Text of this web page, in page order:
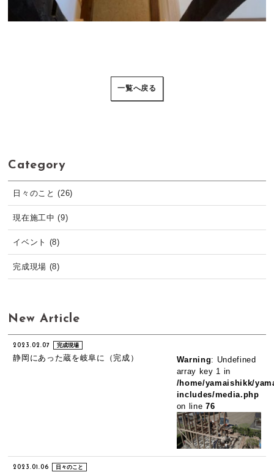
一覧へ戻る
Category
日々のこと (26)
現在施工中 (9)
イベント (8)
完成現場 (8)
New Article
Warning: Undefined
array key 1 in
/home/yamaishikk/
includes/media.php
on line76
2023.02.07 完成現場
静岡にあった蔵を岐阜に（完成）
2023.01.06 日々のこと